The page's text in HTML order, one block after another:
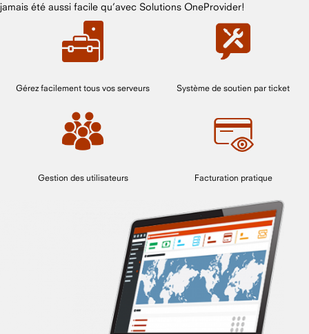
jamais été aussi facile qu’avec Solutions OneProvider!
Gérez facilement tous vos serveurs Système de soutien par ticket
Gestion des utilisateurs Facturation pratique